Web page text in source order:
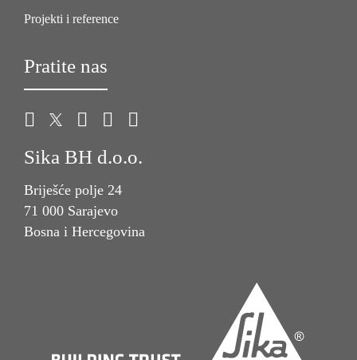
Projekti i reference
Pratite nas
Sika BH d.o.o.
Briješće polje 24
71 000 Sarajevo
Bosna i Hercegovina